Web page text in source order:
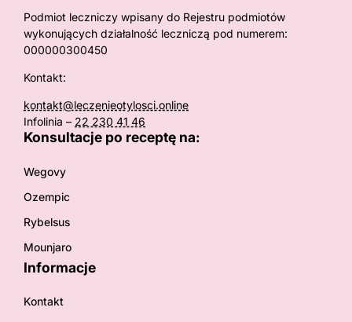
Podmiot leczniczy wpisany do Rejestru podmiotów
wykonujących działalność leczniczą pod numerem:
000000300450
Kontakt:
kontakt@leczenieotylosci.online
Infolinia – 22 230 41 46
Konsultacje po receptę na:
Wegovy
Ozempic
Rybelsus
Mounjaro
Informacje
Kontakt